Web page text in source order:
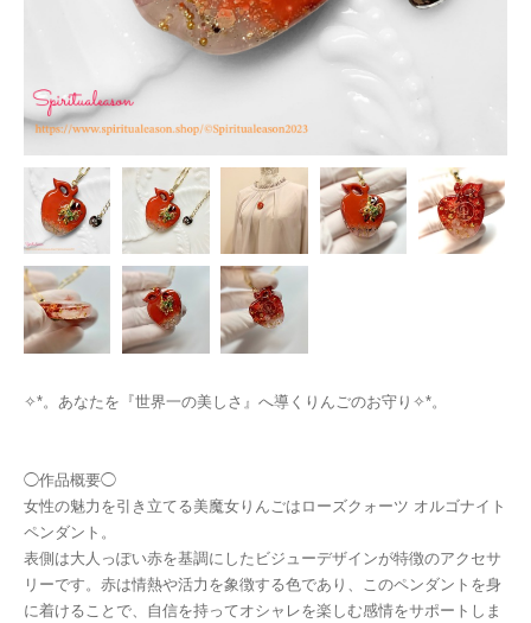
✧︎*。あなたを『世界一の美しさ』へ導くりんごのお守り✧︎*。
◯作品概要◯
女性の魅力を引き立てる美魔女りんごはローズクォーツ オルゴナイト
ペンダント。
表側は大人っぽい赤を基調にしたビジューデザインが特徴のアクセサ
リーです。赤は情熱や活力を象徴する色であり、このペンダントを身
に着けることで、自信を持ってオシャレを楽しむ感情をサポートしま